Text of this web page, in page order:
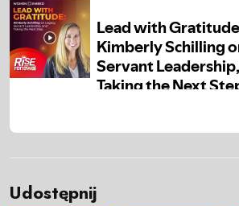
Udostępnij